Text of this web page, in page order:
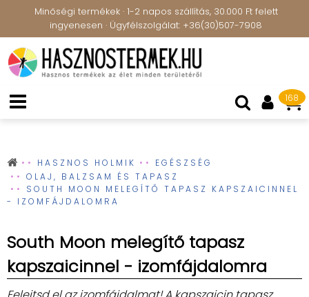
Minőségi termékek · 1-2 napos szállítás, 30.000 Ft felett
ingyenesen · Ügyfélszolgálat: +36(30)507-7908
168
HASZNOS HOLMIK
EGÉSZSÉG
OLAJ, BALZSAM ÉS TAPASZ
SOUTH MOON MELEGÍTŐ TAPASZ KAPSZAICINNEL
- IZOMFÁJDALOMRA
South Moon melegítő tapasz
kapszaicinnel - izomfájdalomra